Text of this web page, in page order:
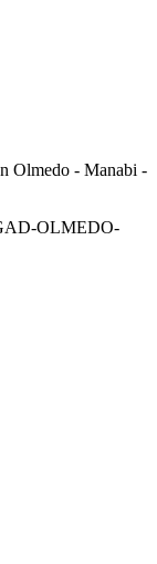
Olmedo - Manabi -
OLMEDO-